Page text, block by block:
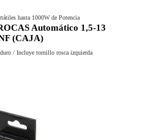
hasta 1000W de Potencia
Automático 1,5-13
(CAJA)
/ Incluye tornillo rosca izquierda